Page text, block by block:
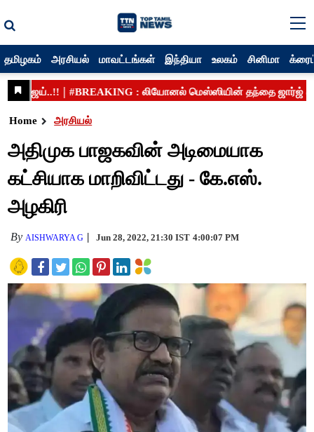
தமிழகம் அரசியல் மாவட்டங்கள் இந்தியா உலகம் சினிமா
Home அரசியல்
அதிமுக பாஜகவின் அடிமையாக
கட்சியாக மாறிவிட்டது - கே.எஸ்.
அழகிரி
By AISHWARYA G Jun 28, 2022, 21:30 IST 4:00:07 PM